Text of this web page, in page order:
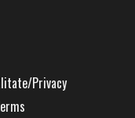
Privacy